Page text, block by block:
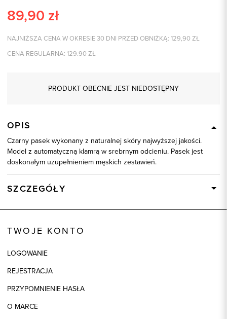
89,90 zł
NAJNIŻSZA CENA W OKRESIE 30 DNI PRZED OBNIŻKĄ: 129,90 ZŁ
CENA REGULARNA: 129.90 ZŁ
PRODUKT OBECNIE JEST NIEDOSTĘPNY
OPIS
Czarny pasek wykonany z naturalnej skóry najwyższej jakości.
Model z automatyczną klamrą w srebrnym odcieniu. Pasek jest
doskonałym uzupełnieniem męskich zestawień.
SZCZEGÓŁY
Wymiary
Skład tkaniny
TWOJE KONTO
LOGOWANIE
REJESTRACJA
PRZYPOMNIENIE HASŁA
O MARCE